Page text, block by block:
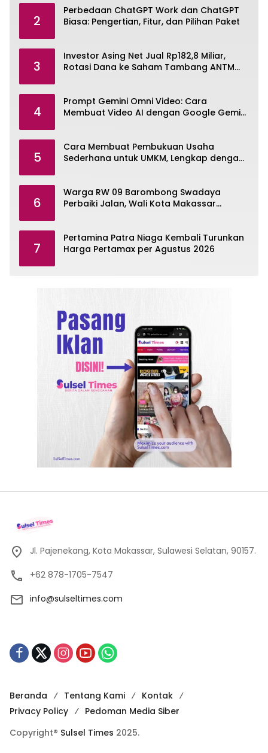
2
Perbedaan ChatGPT Work dan ChatGPT
Biasa: Pengertian, Fitur, dan Pilihan Paket
3
Investor Asing Net Jual Rp182,8 Miliar,
Rotasi Dana ke Saham Tambang ANTM
4
Prompt Gemini Omni Video: Cara
Membuat Video AI dengan Google Gemini
5
Cara Membuat Pembukuan Usaha
Sederhana untuk UMKM, Lengkap dengan
6
Warga RW 09 Barombong Swadaya
Perbaiki Jalan, Wali Kota Makassar
7
Pertamina Patra Niaga Kembali Turunkan
Harga Pertamax per Agustus 2026
Jl. Pajenekang, Kota Makassar, Sulawesi Selatan, 90157.
+62 878-1705-7547
info@sulseltimes.com
Beranda Tentang Kami
Kontak
Privacy Policy
Pedoman Media Siber
Copyright® Sulsel Times 2025.